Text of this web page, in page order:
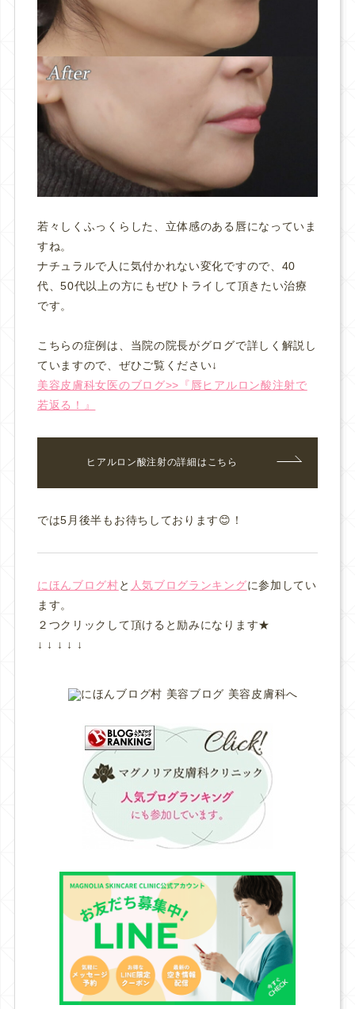
若々しくふっくらした、立体感のある唇になっていま
すね。
ナチュラルで人に気付かれない変化ですので、40
代、50代以上の方にもぜひトライして頂きたい治療
です。
こちらの症例は、当院の院長がグログで詳しく解説し
ていますので、ぜひご覧ください↓
美容皮膚科女医のブログ>>『唇ヒアルロン酸注射で
若返る！』
ヒアルロン酸注射の詳細はこちら
では5月後半もお待ちしております😊！
にほんブログ村と 人気ブログランキングに参加してい
ます。
２つクリックして頂けると励みになります★
↓ ↓ ↓ ↓ ↓